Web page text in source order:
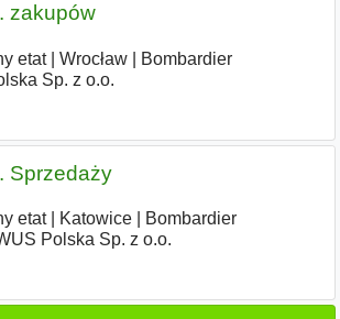
zakupów
etat| Wrocław|
Bombardier
Sp. z o.o.
Sprzedaży
etat| Katowice|
Bombardier
Polska Sp. z o.o.